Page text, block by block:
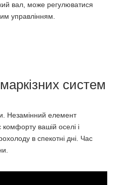
вал, може регулюватися
управлінням.
систем
Незамінний елемент
комфорту вашій оселі і
в спекотні дні. Час